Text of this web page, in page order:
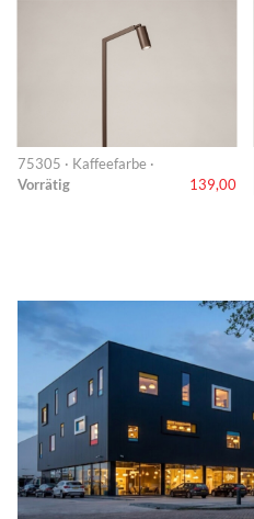
75305 · Kaffeefarbe ·
Vorrätig
139,00